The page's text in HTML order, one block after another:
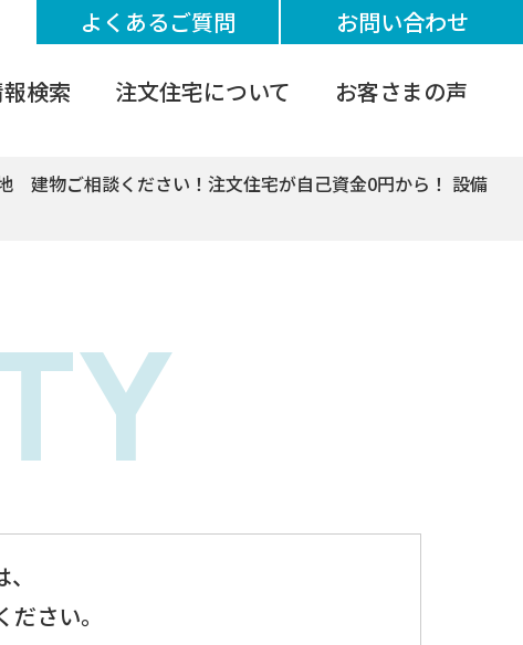
検索 注文住宅について お客さまの声
よくあるご質問 お問い合わせ
物ご相談ください！注文住宅が自己資金0円から！ 設備
さい。